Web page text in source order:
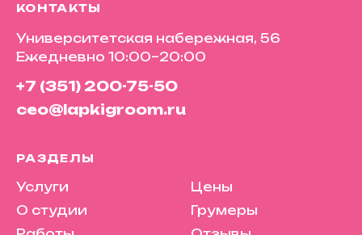
КОНТАКТЫ
Университетская набережная, 56
Ежедневно 10:00–20:00
+7 (351) 200-75-50
ceo@lapkigroom.ru
РАЗДЕЛЫ
Услуги
Цены
О студии
Грумеры